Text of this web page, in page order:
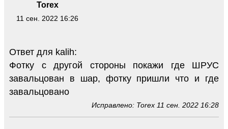
Torex
11 сен. 2022 16:26
Ответ для kalih:
Фотку с другой стороны покажи где ШРУС
завальцован в шар, фотку пришли что и где
завальцовано
Исправлено: Torex 11 сен. 2022 16:28